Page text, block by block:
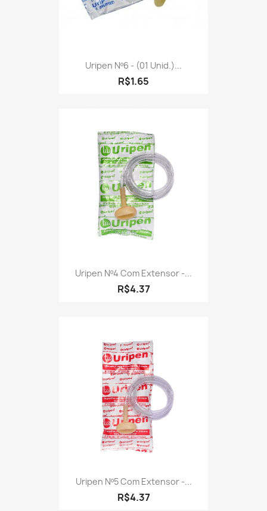
Uripen Nº6 - (01 Unid.)...
R$1.65
Uripen Nº4 Com Extensor -...
R$4.37
Uripen Nº5 Com Extensor -...
R$4.37